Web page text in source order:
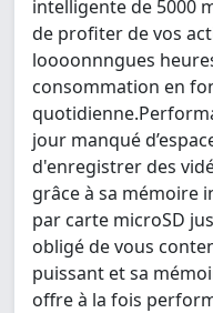
intelligente de 5000
de profiter de vos
loooonnngues
consommation en
jour manqué
d'enregistrer des
grâce à sa mémoire
par carte microSD
obligé de vous
puissant et sa
offre à la fois